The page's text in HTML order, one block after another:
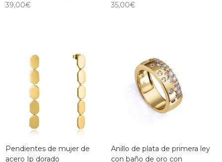
39,00€
35,00€
Pendientes de mujer de
acero Ip dorado
Anillo de plata de primera ley
con baño de oro con